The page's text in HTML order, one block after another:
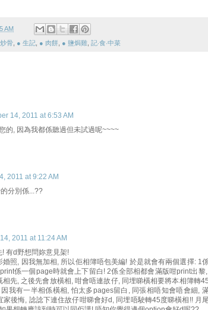
AM
骨 ● 生記 ● 肉餅 ● 鹽焗雞 記‧食‧中菜
14, 2011 at 6:53 AM
的, 因為我都係聽過但未試過呢~~~~
2011 at 9:22 AM
分別係...??
2011 at 11:24 AM
有d野想問妳意見架!
婚照, 因我無加相, 所以佢相簿唔包美編! 於是就會有兩個選擇: 1
係一個page時就會上下留白! 2係全部相都會滿版咁print出黎
先, 之後先會放橫相, 咁會唔連故仔, 同埋睇橫相要將本相簿轉
我有一半相係橫相, 怕太多pages留白, 同張相唔知會唔會細,
家後悔, 諗諗下連住故仔咁睇會好d, 同埋唔駛轉45度睇橫相!! 月